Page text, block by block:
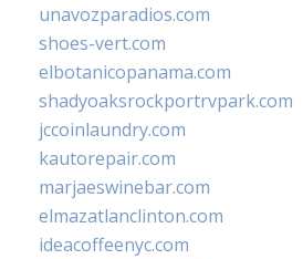
unavozparadios.com
shoes-vert.com
elbotanicopanama.com
shadyoaksrockportrvpark.com
jccoinlaundry.com
kautorepair.com
marjaeswinebar.com
elmazatlanclinton.com
ideacoffeenyc.com